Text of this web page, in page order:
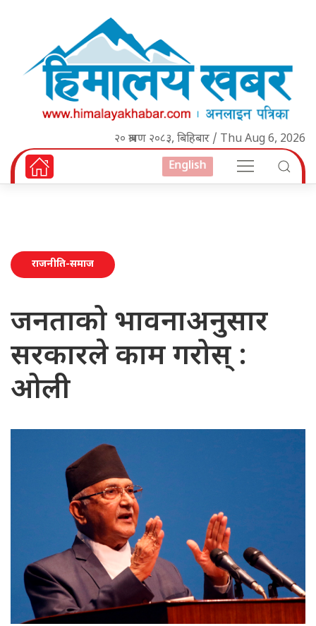
२० श्रावण २०८३, बिहिबार / Thu Aug 6, 2026
English
राजनीति-समाज
जनताको भावनाअनुसार
सरकारले काम गरोस् :
ओली